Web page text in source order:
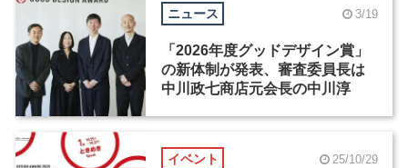
ニュース 3/19
「2026年度グッドデザイン賞」
の新体制が発表、審査委員長は
中川政七商店元会長の中川淳
イベント 25/10/29